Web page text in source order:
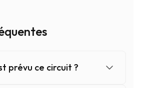
prévu ce circuit ?